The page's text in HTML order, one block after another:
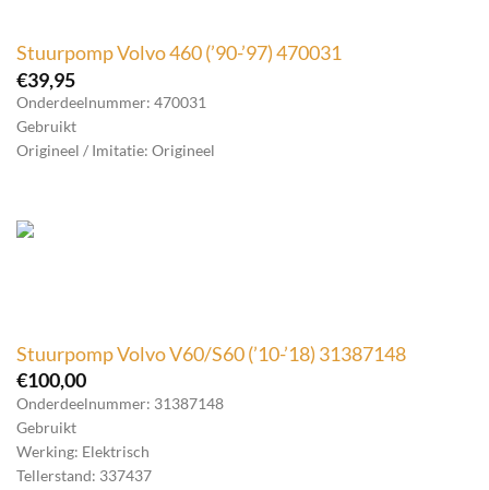
Stuurpomp Volvo 460 (’90-’97) 470031
€39,95
Onderdeelnummer: 470031
Gebruikt
Origineel / Imitatie: Origineel
Stuurpomp Volvo V60/S60 (’10-’18) 31387148
€100,00
Onderdeelnummer: 31387148
Gebruikt
Werking: Elektrisch
Tellerstand: 337437